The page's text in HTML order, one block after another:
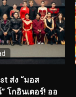
ส่ง “มอส
โกอินเตอร์! ออ